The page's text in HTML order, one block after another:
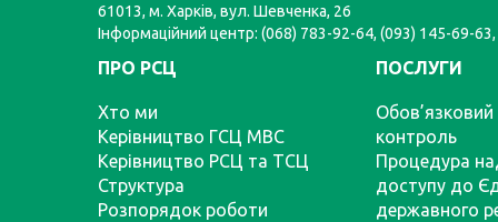
61013, м. Харків, вул. Шевченка, 26
Інформаційний центр: (068) 783-92-64, (093) 145-69-
ПРО РСЦ
Хто ми
Керівництво ГСЦ МВС
Керівництво РСЦ та ТСЦ
Структура
Розпорядок роботи
ПОСЛУГИ
Обов’язковий
контроль
Процедура
доступу до
державного